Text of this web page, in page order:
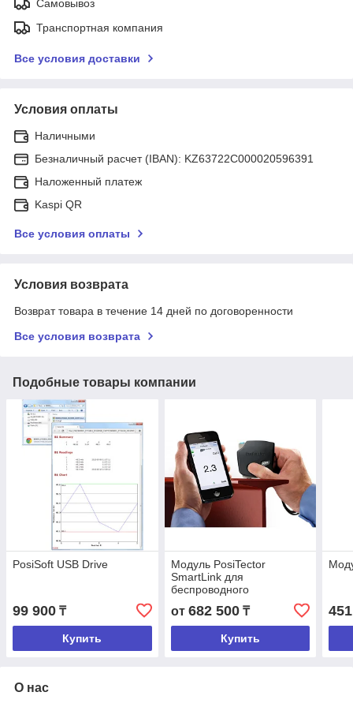
Самовывоз
Транспортная компания
Все условия доставки
Условия оплаты
Наличными
Безналичный расчет (IBAN): KZ63722C000020596391
Наложенный платеж
Kaspi QR
Все условия оплаты
Условия возврата
Возврат товара в течение 14 дней по договоренности
Все условия возврата
Подобные товары компании
PosiSoft USB Drive
99 900 ₸
Купить
Модуль PosiTector
SmartLink для
беспроводного
подключения датчиков
PosiTector
от 682 500₸
Купить
О нас